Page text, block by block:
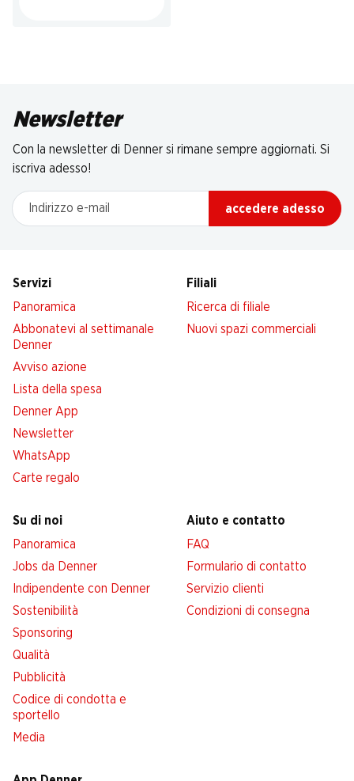
Newsletter
Con la newsletter di Denner si rimane sempre aggiornati. Si
iscriva adesso!
Indirizzo e-mail
accedere adesso
Servizi
Panoramica
Abbonatevi al settimanale
Denner
Avviso azione
Lista della spesa
Denner App
Newsletter
WhatsApp
Carte regalo
Filiali
Ricerca di filiale
Nuovi spazi commerciali
Su di noi
Panoramica
Jobs da Denner
Indipendente con Denner
Sostenibilità
Sponsoring
Qualità
Pubblicità
Codice di condotta e
sportello
Media
Aiuto e contatto
FAQ
Formulario di contatto
Servizio clienti
Condizioni di consegna